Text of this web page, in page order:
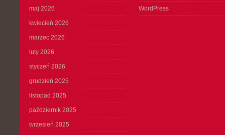
maj 2026
kwiecień 2026
marzec 2026
luty 2026
styczeń 2026
grudzień 2025
listopad 2025
październik 2025
wrzesień 2025
WordPress